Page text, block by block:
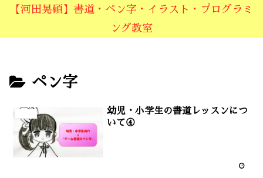
【河田晃碩】書道・ペン字・イラスト・プログラミ
ング教室
ペン字
幼児・小学生の書道レッスンにつ
いて④